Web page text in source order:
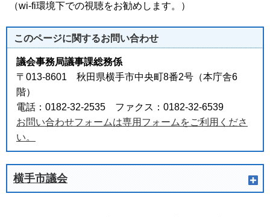
（wi-fi環境下での視聴をお勧めします。）
このページに関するお問い合わせ
議会事務局議事課総務係
〒013-8601 秋田県横手市中央町8番2号（本庁舎6
階）
電話：0182-32-2535 ファクス：0182-32-6539
お問い合わせフォームは専用フォームをご利用くださ
い。
横手市議会